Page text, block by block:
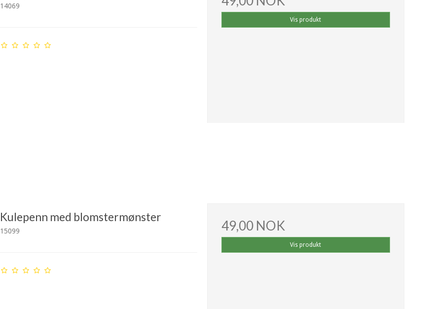
14069
Vis produkt
Kulepenn med blomstermønster
15099 49,00 NOK
Vis produkt